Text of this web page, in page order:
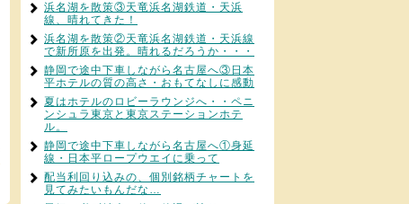
浜名湖を散策③天竜浜名湖鉄道・天浜
線、晴れてきた！
浜名湖を散策②天竜浜名湖鉄道・天浜線
で新所原を出発。晴れるだろうか・・・
静岡で途中下車しながら名古屋へ③日本
平ホテルの質の高さ・おもてなしに感動
夏はホテルのロビーラウンジへ・・ペニ
ンシュラ東京と東京ステーションホテ
ル。
静岡で途中下車しながら名古屋へ①身延
線・日本平ロープウエイに乗って
配当利回り込みの、個別銘柄チャートを
見てみたいもんだな…